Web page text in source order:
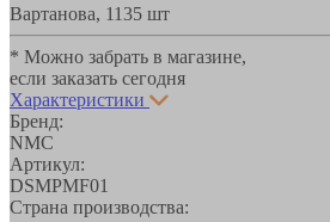
Вартанова, 1135 шт
* Можно забрать в магазине,
если заказать сегодня
Характеристики
Бренд:
NMC
Артикул:
DSMPMF01
Страна производства: